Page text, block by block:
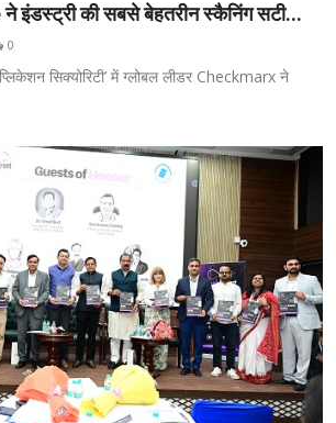
इंडस्ट्री की सबसे बेहतरीन स्कैनिंग सटी...
0
सिक्योरिटी’ में ग्लोबल लीडर Checkmarx ने